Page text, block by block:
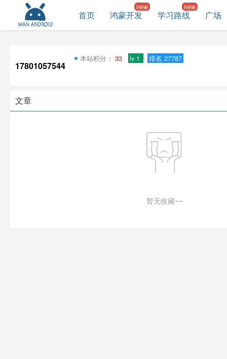
首页 鸿蒙开发 学习路线 广场
17801057544
本站积分： 33 lv 1 排名 27787
文章
暂无收藏~~